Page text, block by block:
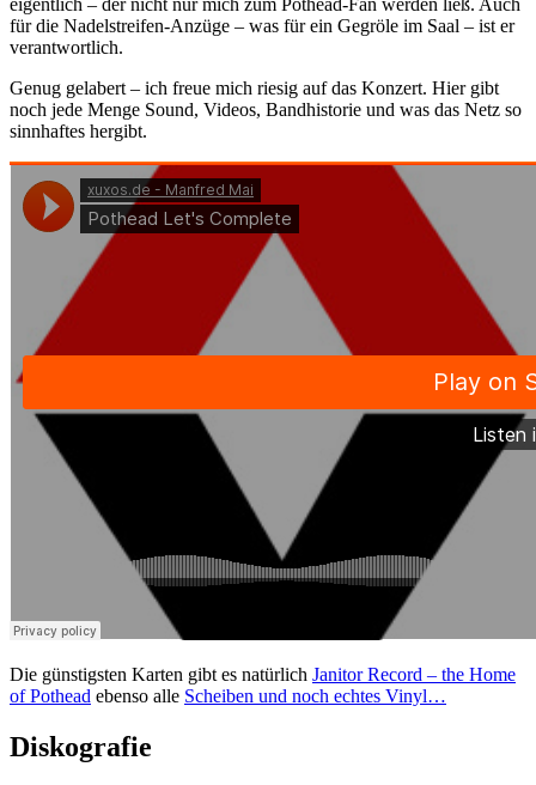
für die Nadelstreifen-Anzüge – was für ein Gegröle im Saal – ist er
verantwortlich.
Genug gelabert – ich freue mich riesig auf das Konzert. Hier gibt
noch jede Menge Sound, Videos, Bandhistorie und was das Netz so
sinnhaftes hergibt.
Die günstigsten Karten gibt es natürlich Janitor Record – the Home
of Pothead ebenso alle Scheiben und noch echtes Vinyl…
Diskografie